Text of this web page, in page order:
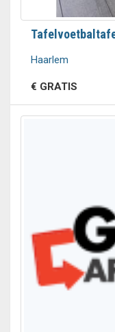
Haarlem
€ GRATIS